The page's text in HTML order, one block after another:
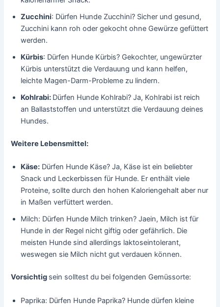
Zucchini: Dürfen Hunde Zucchini? Sicher und gesund,
Zucchini kann roh oder gekocht ohne Gewürze gefüttert
werden.
Kürbis: Dürfen Hunde Kürbis? Gekochter, ungewürzter
Kürbis unterstützt die Verdauung und kann helfen,
leichte Magen-Darm-Probleme zu lindern.
Kohlrabi: Dürfen Hunde Kohlrabi? Ja, Kohlrabi ist reich
an Ballaststoffen und unterstützt die Verdauung deines
Hundes.
Weitere Lebensmittel:
Käse: Dürfen Hunde Käse? Ja, Käse ist ein beliebter
Snack und Leckerbissen für Hunde. Er enthält viele
Proteine, sollte durch den hohen Kaloriengehalt aber nur
in Maßen verfüttert werden.
Milch: Dürfen Hunde Milch trinken? Jaein, Milch ist für
Hunde in der Regel nicht giftig oder gefährlich. Die
meisten Hunde sind allerdings laktoseintolerant,
weswegen sie Milch nicht gut verdauen können.
Vorsichtig sein solltest du bei folgenden Gemüssorte:
Paprika: Dürfen Hunde Paprika? Hunde dürfen kleine